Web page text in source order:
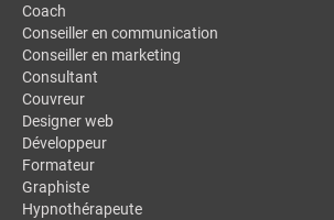
Coach
Conseiller en communication
Conseiller en marketing
Consultant
Couvreur
Designer web
Développeur
Formateur
Graphiste
Hypnothérapeute